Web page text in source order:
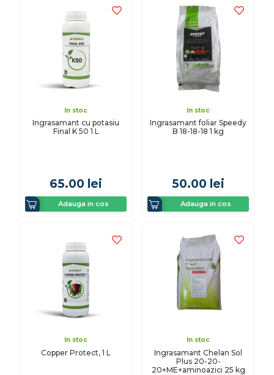
In stoc
Ingrasamant cu potasiu
Final K 50 1 L
65.00 lei
Adauga in cos
In stoc
Ingrasamant foliar Speedy
B 18-18-18 1 kg
50.00 lei
Adauga in cos
In stoc
Copper Protect, 1 L
In stoc
Ingrasamant Chelan Sol
Plus 20-20-
20+ME+aminoazici 25 kg